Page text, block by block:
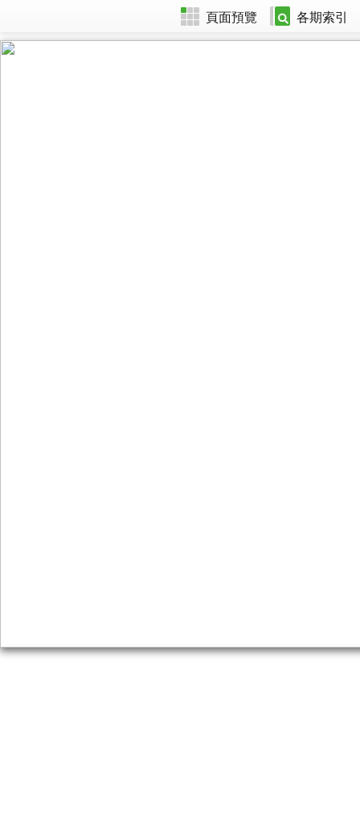
頁面預覽 各期索引